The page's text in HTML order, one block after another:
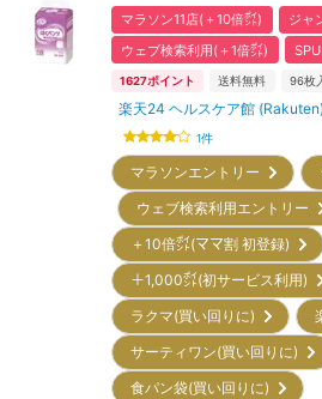
マラソン11店(＋10倍㌽)
ジャ
ウェブ検索利用(＋1倍㌽)
1627ポイント 送料無料 96枚
楽天24 ヘルスケア館 (Rakuten)
1件
マラソンエントリー
ウェブ検索利用エントリー
＋10倍㌽(ママ割 初登録)
＋1,000㌽(初サービス利用)
ラクマ(買い回りに)
サーティワン(買い回りに)
食パン袋(買い回りに)